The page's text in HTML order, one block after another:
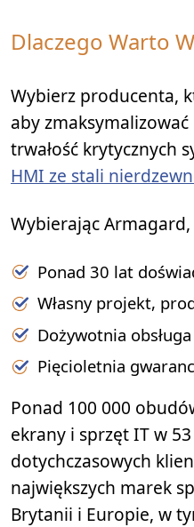
Dlaczego Warto
Wybierz producenta,
aby
trwałość krytycznych
HMI ze stali
Wybierając Armagard,
Ponad 30 lat
Własny projekt,
Dożywotnia
Pięcioletnia
Ponad 100 000
ekrany i sprzęt IT w
dotychczasowych
największych marek
Brytanii i Europie, w